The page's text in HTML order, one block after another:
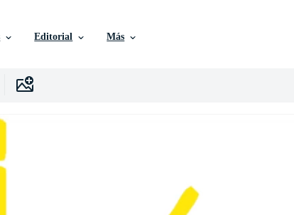
Editorial Más